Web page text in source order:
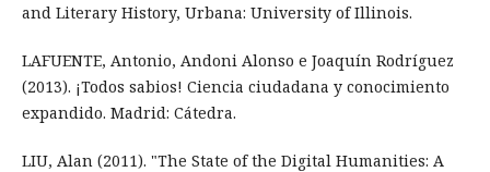
and Literary History, Urbana: University of Illinois.
LAFUENTE, Antonio, Andoni Alonso e Joaquín Rodríguez
(2013). ¡Todos sabios! Ciencia ciudadana y conocimiento
expandido. Madrid: Cátedra.
LIU, Alan (2011). "The State of the Digital Humanities: A